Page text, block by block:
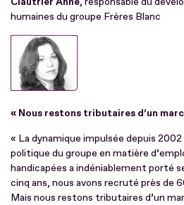
humaines du groupe Frères Blanc
« Nous restons tributaires d’un
« La dynamique impulsée depuis 2002
politique du groupe en matière
handicapées a indéniablement porté
cinq ans, nous avons recruté près de
Mais nous restons tributaires d’un